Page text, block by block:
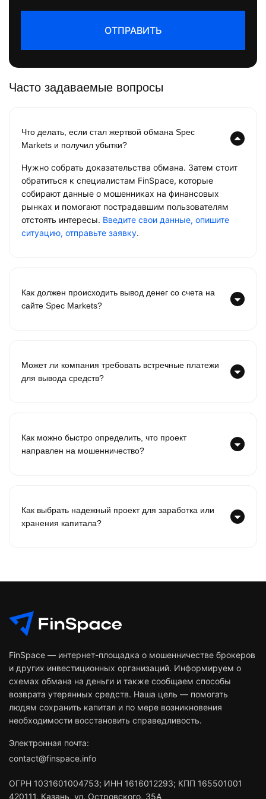
ОТПРАВИТЬ
Часто задаваемые вопросы
Что делать, если стал жертвой обмана Spec
Markets и получил убытки?
Нужно собрать доказательства обмана. Затем стоит
обратиться к специалистам FinSpace, которые
собирают данные о мошенниках на финансовых
рынках и помогают пострадавшим пользователям
отстоять интересы. Введите свои данные, опишите
ситуацию, отправьте заявку.
Как должен происходить вывод денег со счета на
сайте Spec Markets?
Может ли компания требовать встречные платежи
для вывода средств?
Как можно быстро определить, что проект
направлен на мошенничество?
Как выбрать надежный проект для заработка или
хранения капитала?
FinSpace — интернет-площадка о мошенничестве брокеров
и других инвестиционных организаций. Информируем о
схемах обмана на деньги и также сообщаем способы
возврата утерянных средств. Наша цель — помогать
людям сохранить капитал и по мере возникновения
необходимости восстановить справедливость.
Электронная почта:
contact@finspace.info
ОГРН 1031601004753; ИНН 1616012293; КПП 165501001
420111, Казань, ул. Островского, 35А